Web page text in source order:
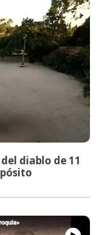
diablo de 11